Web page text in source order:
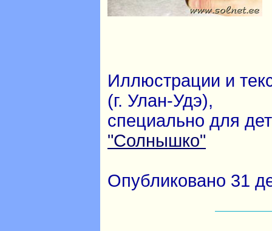
Иллюстрации и
(г. Улан-Удэ),
специально для
"Солнышко"
Опубликовано 31